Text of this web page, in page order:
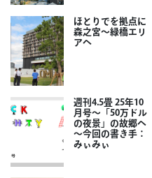
ほとりでを拠点に
森之宮～緑橋エリ
アへ
週刊4.5畳 25年10
月号～「50万ドル
の夜景」の故郷へ
～今回の書き手：
みぃみぃ